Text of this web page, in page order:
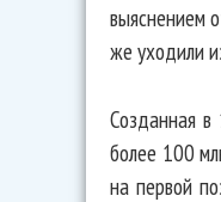
выяснением
же уходили
Созданная в
более 100
на первой